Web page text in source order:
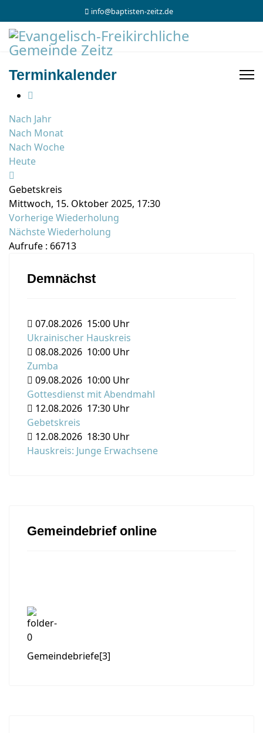
info@baptisten-zeitz.de
Terminkalender
Nach Jahr
Nach Monat
Nach Woche
Heute
Gebetskreis
Mittwoch, 15. Oktober 2025, 17:30
Vorherige Wiederholung
Nächste Wiederholung
Aufrufe : 66713
Demnächst
07.08.2026 15:00 Uhr
Ukrainischer Hauskreis
08.08.2026 10:00 Uhr
Zumba
09.08.2026 10:00 Uhr
Gottesdienst mit Abendmahl
12.08.2026 17:30 Uhr
Gebetskreis
12.08.2026 18:30 Uhr
Hauskreis: Junge Erwachsene
Gemeindebrief online
Gemeindebriefe[3]